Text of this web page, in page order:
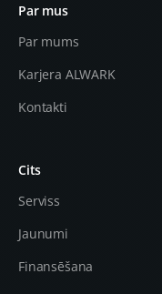
Par mus
Par mums
Karjera ALWARK
Kontakti
Cits
Serviss
Jaunumi
Finansēšana